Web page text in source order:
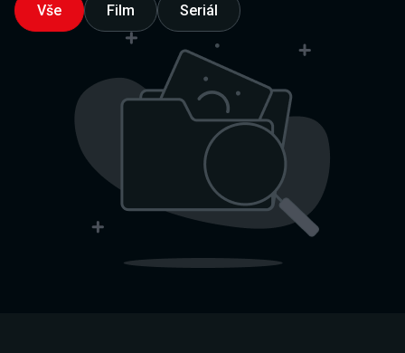
Vše Film Seriál